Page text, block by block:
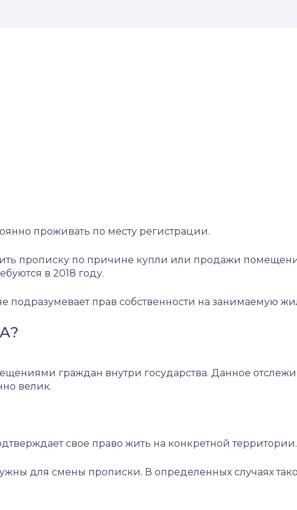
проживать по месту регистрации.
по причине купли или продажи
в 2018 году.
подразумевает прав собственности на занимаемую
граждан внутри государства. Данное
велик.
свое право жить на конкретной
для смены прописки. В определенных случаях